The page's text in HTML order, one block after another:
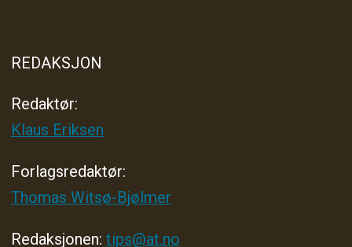
REDAKSJON
Redaktør:
Klaus Eriksen
Forlagsredaktør:
Thomas Witsø-Bjølmer
Redaksjonen: tips@at.no